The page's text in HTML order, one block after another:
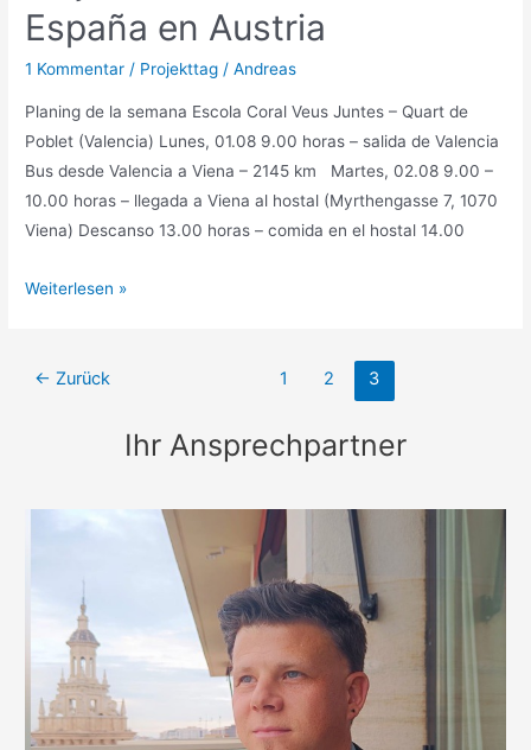
in
Vienna
(14.-18.03.2016)
España en Austria
1 Kommentar / Projekttag /Andreas
Planing de la semana Escola Coral Veus Juntes – Quart de
Poblet (Valencia) Lunes, 01.08 9.00 horas – salida de Valencia
Bus desde Valencia a Viena – 2145 km Martes, 02.08 9.00 –
10.00 horas – llegada a Viena al hostal (Myrthengasse 7, 1070
Viena) Descanso 13.00 horas – comida en el hostal 14.00
Viaje
coro
Weiterlesen »
← Zurück 1 2 3
Ihr Ansprechpartner